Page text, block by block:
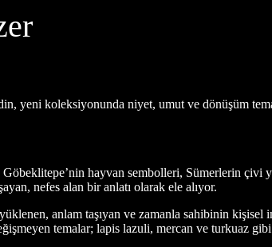
yeni koleksiyonunda niyet, umut ve dönüşüm
hayvan sembolleri, Sümerlerin çivi
nefes alan bir anlatı olarak ele alıyor.
anlam taşıyan ve zamanla sahibinin kişisel
temalar; lapis lazuli, mercan ve turkuaz